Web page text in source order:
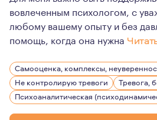
вовлеченным психологом, с
любому вашему опыту и без
помощь, когда она нужна
Мой личный опыт терапии
Не контролирую тревоги
Тревога,
Психоаналитическая